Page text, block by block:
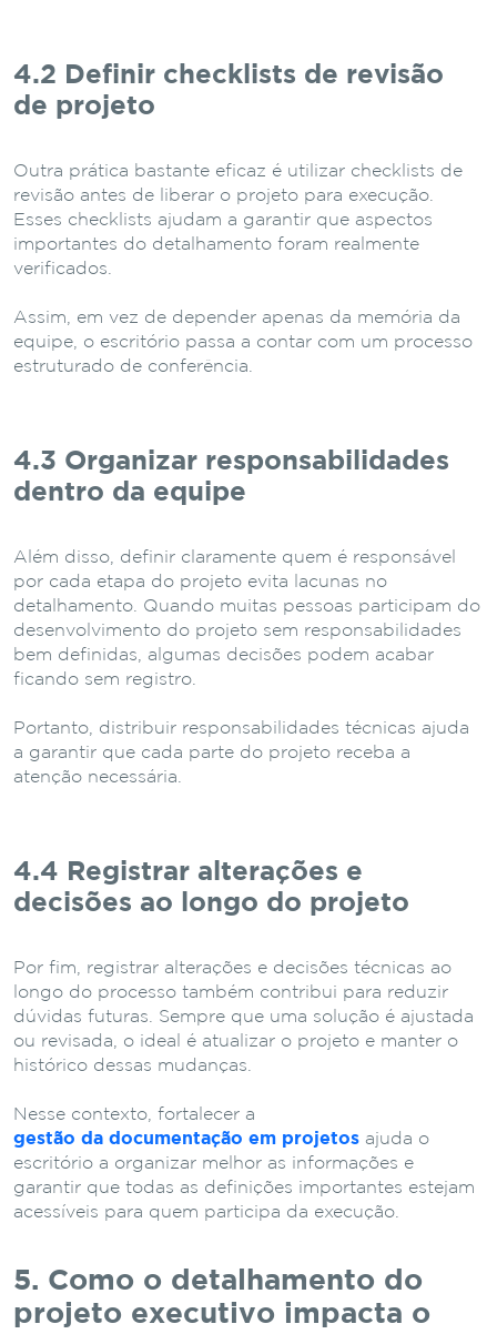
4.2 Definir checklists de revisão
de projeto
Outra prática bastante eficaz é utilizar checklists de
revisão antes de liberar o projeto para execução.
Esses checklists ajudam a garantir que aspectos
importantes do detalhamento foram realmente
verificados.
Assim, em vez de depender apenas da memória da
equipe, o escritório passa a contar com um processo
estruturado de conferência.
4.3 Organizar responsabilidades
dentro da equipe
Além disso, definir claramente quem é responsável
por cada etapa do projeto evita lacunas no
detalhamento. Quando muitas pessoas participam do
desenvolvimento do projeto sem responsabilidades
bem definidas, algumas decisões podem acabar
ficando sem registro.
Portanto, distribuir responsabilidades técnicas ajuda
a garantir que cada parte do projeto receba a
atenção necessária.
4.4 Registrar alterações e
decisões ao longo do projeto
Por fim, registrar alterações e decisões técnicas ao
longo do processo também contribui para reduzir
dúvidas futuras. Sempre que uma solução é ajustada
ou revisada, o ideal é atualizar o projeto e manter o
histórico dessas mudanças.
Nesse contexto, fortalecer a
gestão da documentação em projetos ajuda o
escritório a organizar melhor as informações e
garantir que todas as definições importantes estejam
acessíveis para quem participa da execução.
5. Como o detalhamento do
projeto executivo impacta o